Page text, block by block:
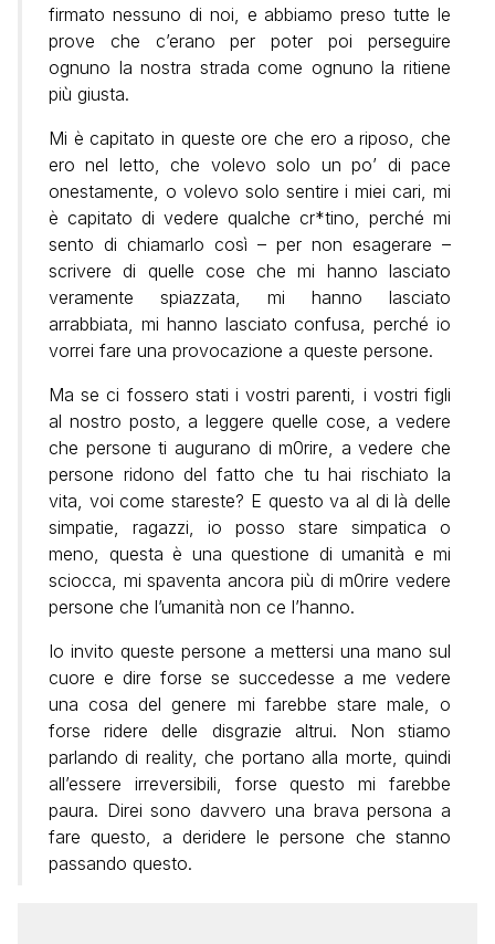
firmato nessuno di noi, e abbiamo preso tutte le
prove che c’erano per poter poi perseguire
ognuno la nostra strada come ognuno la ritiene
più giusta.
Mi è capitato in queste ore che ero a riposo, che
ero nel letto, che volevo solo un po’ di pace
onestamente, o volevo solo sentire i miei cari, mi
è capitato di vedere qualche cr*tino, perché mi
sento di chiamarlo così – per non esagerare –
scrivere di quelle cose che mi hanno lasciato
veramente spiazzata, mi hanno lasciato
arrabbiata, mi hanno lasciato confusa, perché io
vorrei fare una provocazione a queste persone.
Ma se ci fossero stati i vostri parenti, i vostri figli
al nostro posto, a leggere quelle cose, a vedere
che persone ti augurano di m0rire, a vedere che
persone ridono del fatto che tu hai rischiato la
vita, voi come stareste? E questo va al di là delle
simpatie, ragazzi, io posso stare simpatica o
meno, questa è una questione di umanità e mi
sciocca, mi spaventa ancora più di m0rire vedere
persone che l’umanità non ce l’hanno.
Io invito queste persone a mettersi una mano sul
cuore e dire forse se succedesse a me vedere
una cosa del genere mi farebbe stare male, o
forse ridere delle disgrazie altrui. Non stiamo
parlando di reality, che portano alla morte, quindi
all’essere irreversibili, forse questo mi farebbe
paura. Direi sono davvero una brava persona a
fare questo, a deridere le persone che stanno
passando questo.